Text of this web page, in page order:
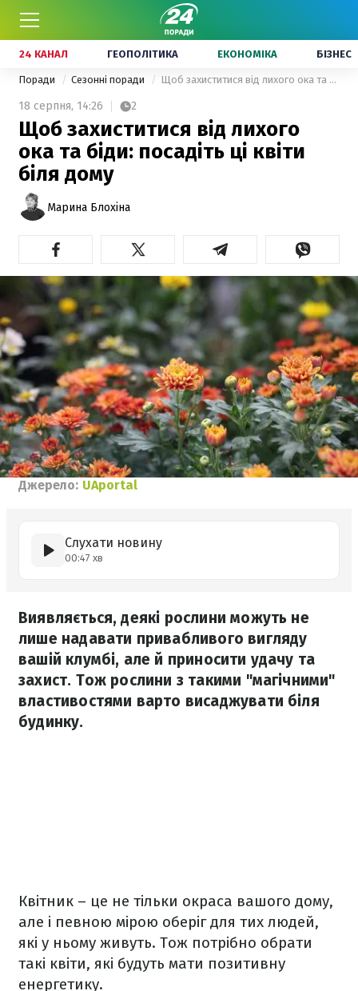
24 КАНАЛ ГЕОПОЛІТИКА ЕКОНОМІКА БІЗНЕС
Поради Сезонні поради Щоб захиститися від лихого ока та біди: посадіть ці квіти біля дому
18 серпня, 14:26 2
Щоб захиститися від лихого
ока та біди: посадіть ці квіти
біля дому
Марина Блохіна
Джерело: UAportal
Слухати новину
00:47 хв
Виявляється, деякі рослини можуть не
лише надавати привабливого вигляду
вашій клумбі, але й приносити удачу та
захист. Тож рослини з такими "магічними"
властивостями варто висаджувати біля
будинку.
Квітник – це не тільки окраса вашого дому,
але і певною мірою оберіг для тих людей,
які у ньому живуть. Тож потрібно обрати
такі квіти, які будуть мати позитивну
енергетику.